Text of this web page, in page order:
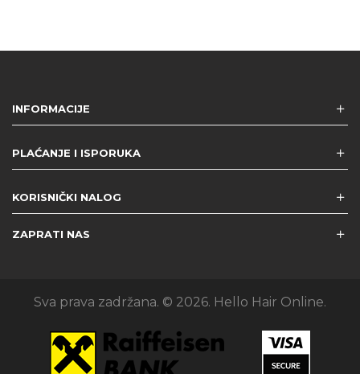
INFORMACIJE
PLAĆANJE I ISPORUKA
KORISNIČKI NALOG
ZAPRATI NAS
Sva prava zadržana. © 2026. Hello Hair Online.